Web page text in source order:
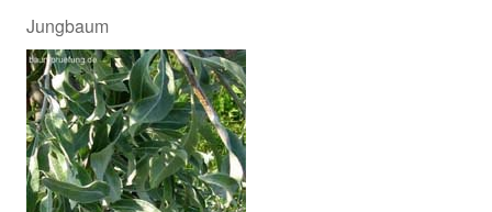
Jungbaum